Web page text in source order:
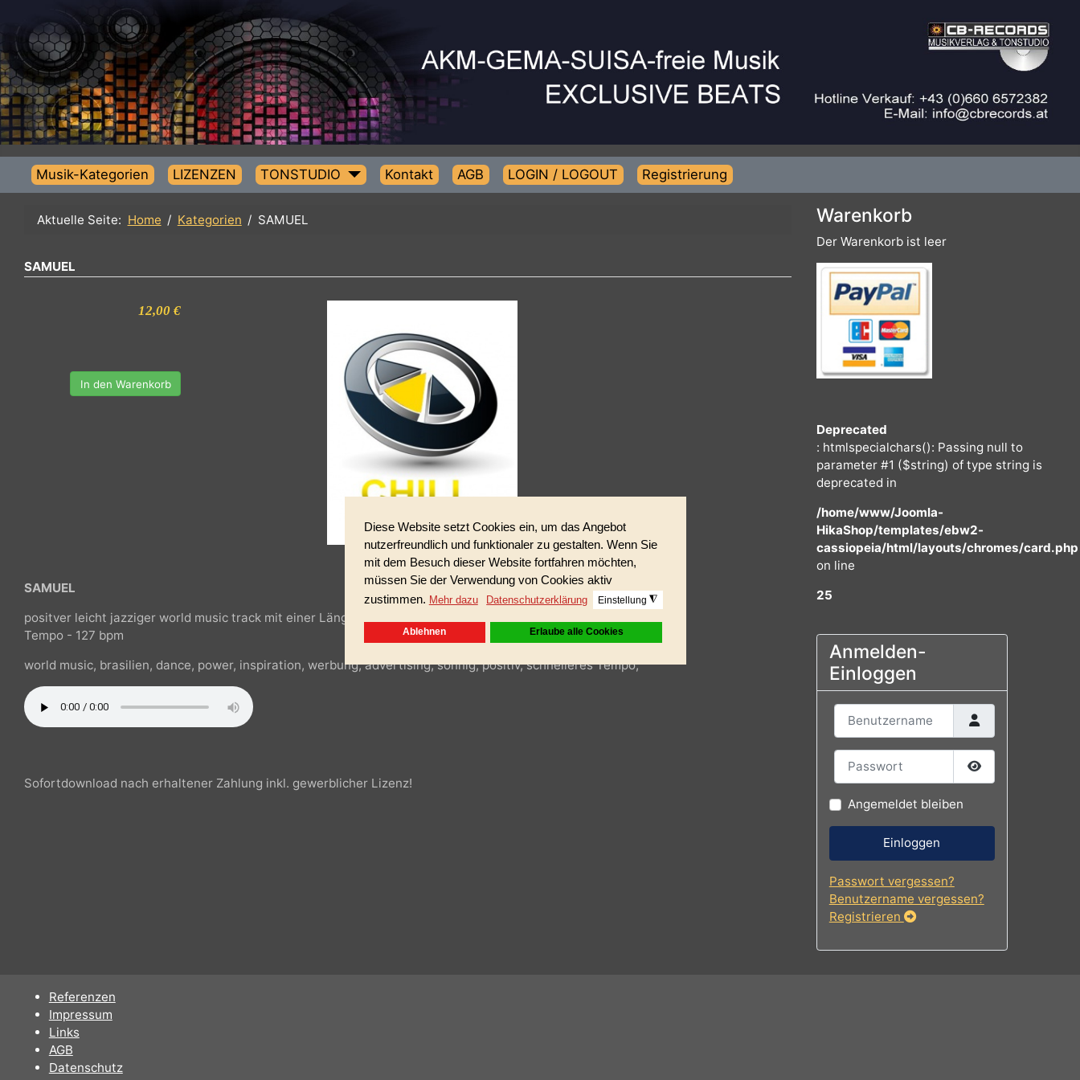
Musik-Kategorien LIZENZEN TONSTUDIO Kontakt AGB LOGIN / LOGOUT Registrierung
Aktuelle Seite:Home Kategorien
SAMUEL
SAMUEL
Tempo - 127 bpm
world music, brasilien, dance, power, inspiration, werbung, advertising, sonnig, positiv, schnelleres Tempo,
Warenkorb
Deprecated
: htmlspecialchars(): Passing null to
parameter #1 ($string) of type
deprecated in
/home/www/Joomla-
HikaShop/templates/ebw2-
Anmelden-
Einloggen
Benutzername
Passwort
Angemeldet bleiben
Einloggen
Passwort vergessen?
Benutzername vergessen?
Referenzen
Impressum